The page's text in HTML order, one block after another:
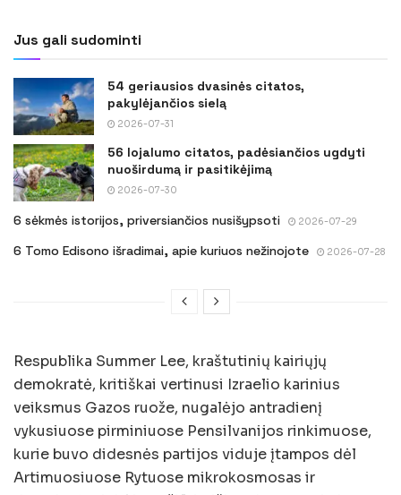
Jus gali sudominti
54 geriausios dvasinės citatos,
pakylėjančios sielą
2026-07-31
56 lojalumo citatos, padėsiančios ugdyti
nuoširdumą ir pasitikėjimą
2026-07-30
6 sėkmės istorijos, priversiančios nusišypsoti 2026-07-29
6 Tomo Edisono išradimai, apie kuriuos nežinojote 2026-07-28
Respublika Summer Lee, kraštutinių kairiųjų
demokratė, kritiškai vertinusi Izraelio karinius
veiksmus Gazos ruože, nugalėjo antradienį
vykusiuose pirminiuose Pensilvanijos rinkimuose,
kurie buvo didesnės partijos viduje įtampos dėl
Artimuosiuose Rytuose mikrokosmosas ir